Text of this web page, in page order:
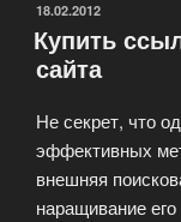
ОПУБЛИКОВАНО
18.02.2012
Купить
сайта
Не секрет, что
эффективных
внешняя
наращивание